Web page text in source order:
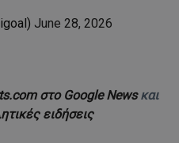
June 28, 2026
στο Google Newsκαι
ειδήσεις